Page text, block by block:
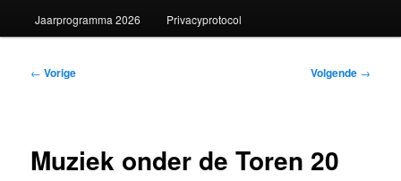
Jaarprogramma 2026 Privacyprotocol
Bericht
← Vorige Volgende →
Muziek onder de Toren 20